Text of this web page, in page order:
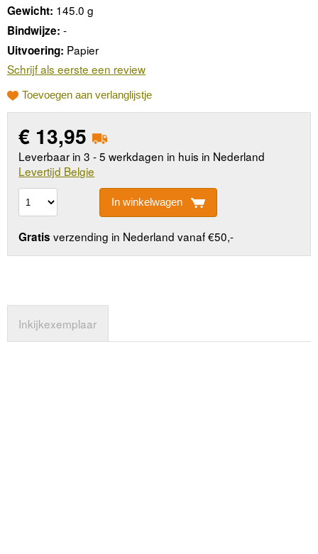
Gewicht: 145.0 g
Bindwijze: -
Uitvoering: Papier
Schrijf als eerste een review
Toevoegen aan verlanglijstje
€ 13,95
Leverbaar in 3 - 5 werkdagen in huis in Nederland
Levertijd Belgie
In winkelwagen
Gratis verzending in Nederland vanaf €50,-
Inkijkexemplaar